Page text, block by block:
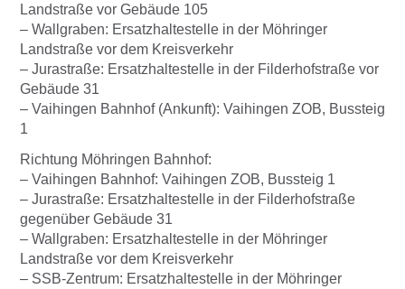
Landstraße vor Gebäude 105
– Wallgraben: Ersatzhaltestelle in der Möhringer
Landstraße vor dem Kreisverkehr
– Jurastraße: Ersatzhaltestelle in der Filderhofstraße vor
Gebäude 31
– Vaihingen Bahnhof (Ankunft): Vaihingen ZOB, Bussteig
1
Richtung Möhringen Bahnhof:
– Vaihingen Bahnhof: Vaihingen ZOB, Bussteig 1
– Jurastraße: Ersatzhaltestelle in der Filderhofstraße
gegenüber Gebäude 31
– Wallgraben: Ersatzhaltestelle in der Möhringer
Landstraße vor dem Kreisverkehr
– SSB-Zentrum: Ersatzhaltestelle in der Möhringer